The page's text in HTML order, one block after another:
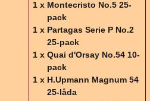
1 x Montecristo No.5 25-
pack
1 x Partagas Serie P No.2
25-pack
1 x Quai d'Orsay No.54 10-
pack
1 x H.Upmann Magnum 54
25-låda